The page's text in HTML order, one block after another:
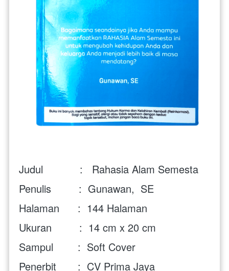
Judul            :
  Rahasia Alam Semesta
Penulis         :  Gunawan,  SE
Halaman      : 144 Halaman
Ukuran         : 14 cm x 20 cm
Sampul        :  Soft Cover
Penerbit       :  CV Prima Jaya